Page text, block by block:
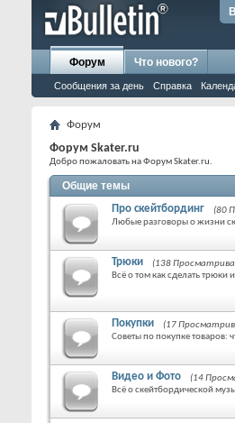
Форум
Сообщения за день Справка
Что нового?
Форум
Форум Skater.ru
Добро пожаловать на Форум Skater.ru.
Общие темы
Про скейтбординг
(80
Любые разговоры о жизни
Трюки
(138
Всё о том как сделать трюки
Покупки
(17
Советы по покупке товаров:
Видео и Фото
(14
Всё о скейтбордической